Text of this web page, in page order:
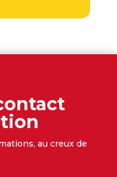
au creux de